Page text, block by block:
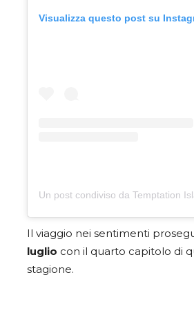
Visualizza questo post su
Il viaggio nei sentimenti
luglio con il quarto capitolo di
stagione.